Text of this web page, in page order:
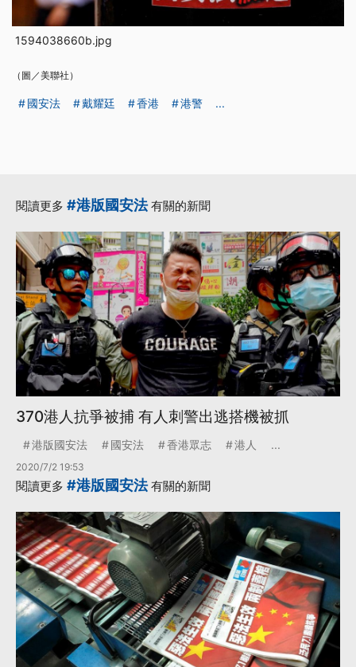
1594038660b.jpg
（圖／美聯社）
國安法 戴耀廷 香港 港警 ...
閱讀更多 #港版國安法有關的新聞
370港人抗爭被捕 有人刺警出逃搭機被抓
港版國安法 國安法 香港眾志 港人 ...
2020/7/2 19:53
閱讀更多 #港版國安法有關的新聞